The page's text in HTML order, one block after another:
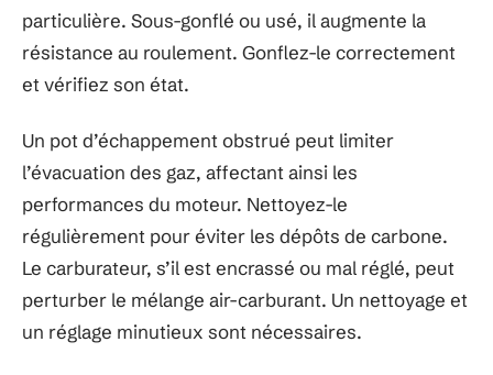
particulière. Sous-gonflé ou usé, il augmente la
résistance au roulement. Gonflez-le correctement
et vérifiez son état.
Un pot d’échappement obstrué peut limiter
l’évacuation des gaz, affectant ainsi les
performances du moteur. Nettoyez-le
régulièrement pour éviter les dépôts de carbone.
Le carburateur, s’il est encrassé ou mal réglé, peut
perturber le mélange air-carburant. Un nettoyage et
un réglage minutieux sont nécessaires.